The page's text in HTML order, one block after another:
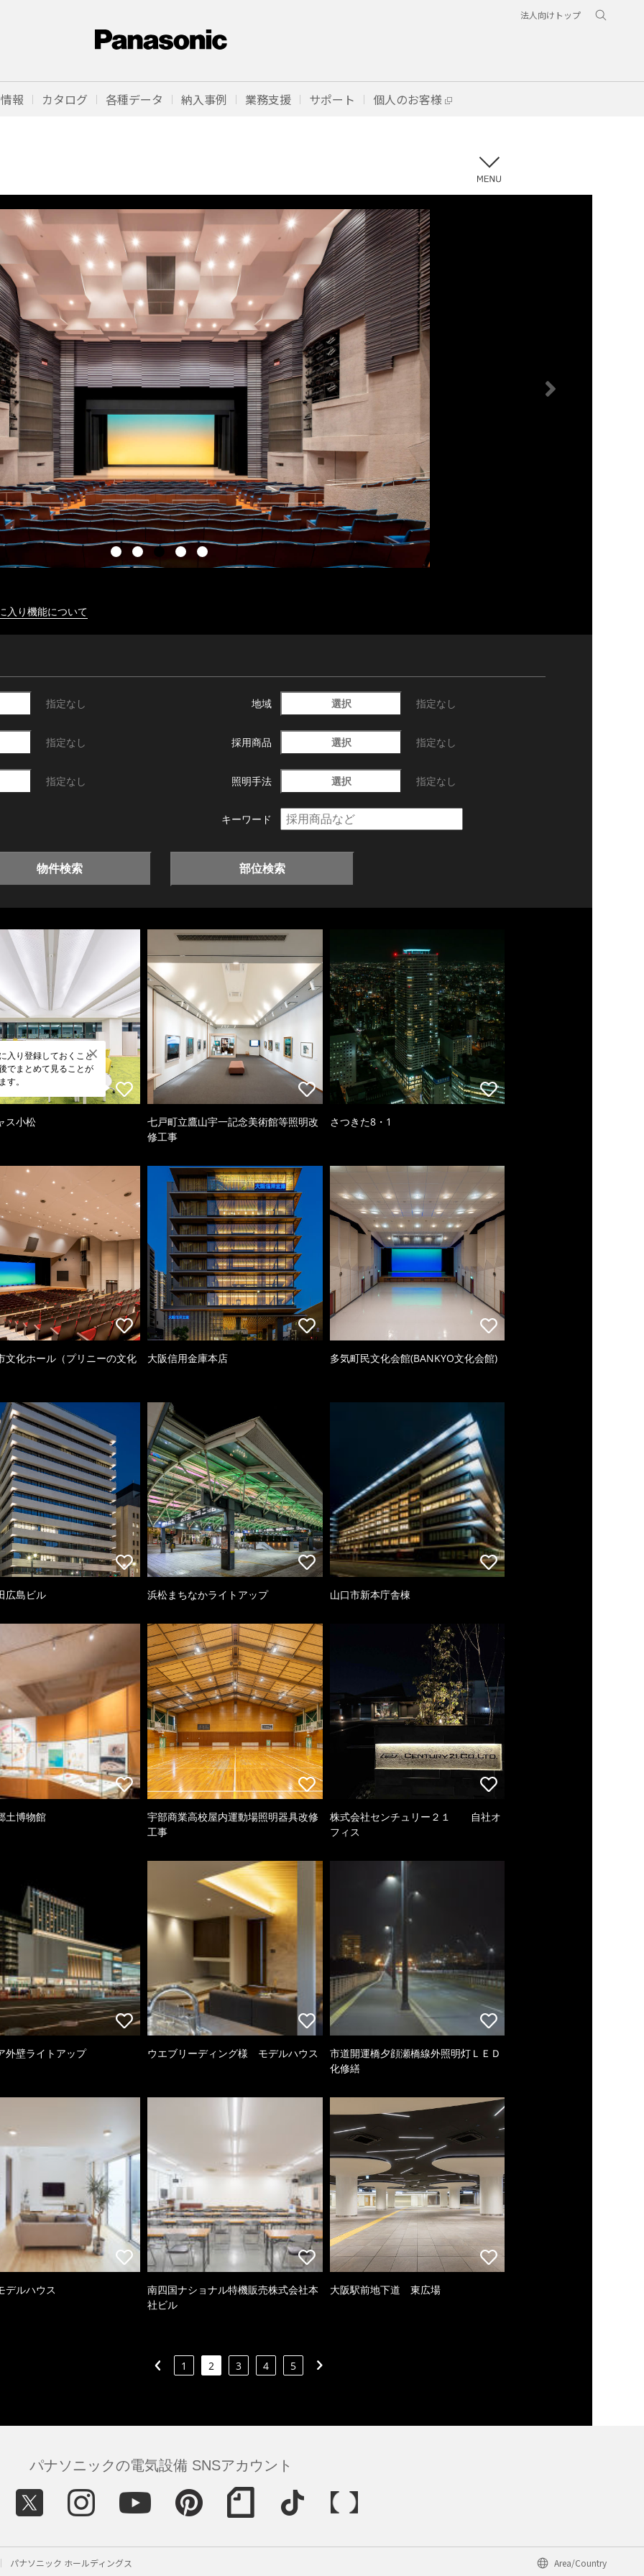
法人向けトップ
報 カタログ 各種データ 納入事例 業務支援 サポート 個人のお客様
入り機能について
指定なし 地域 選択 指定なし
指定なし 採用商品 選択 指定なし
指定なし 照明手法 選択 指定なし
キーワード
物件検索 部位検索
入り登録しておくこと
でまとめて見ることが
す。
ス小松
七戸町立鷹山宇一記念美術館等照明改
修工事
さつきた8・1
文化ホール（プリニーの文化
大阪信用金庫本店 多気町民文化会館(BANKYO文化会館)
広島ビル 浜松まちなかライトアップ 山口市新本庁舎棟
土博物館
宇部商業高校屋内運動場照明器具改修
工事
株式会社センチュリー２１ 自社オ
フィス
外壁ライトアップ ウエブリーディング様 モデルハウス
市道開運橋夕顔瀬橋線外照明灯ＬＥＤ
化修繕
デルハウス
南四国ナショナル特機販売株式会社本
社ビル
大阪駅前地下道 東広場
1 2 3 4 5
パナソニックの電気設備 SNSアカウント
パナソニック ホールディングス Area/Country